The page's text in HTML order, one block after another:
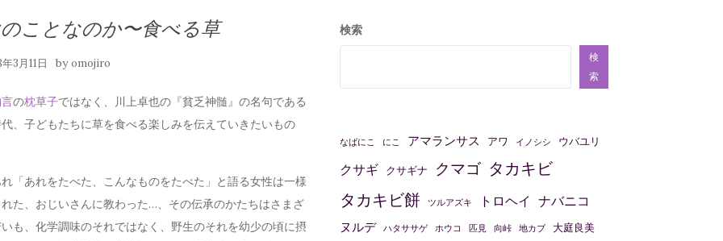
ことなのか〜食べる草
3月11日 byomojiro
の枕草子ではなく、川上卓也の『貧乏神髄』の名句である
、子どもたちに草を食べる楽しみを伝えていきたいもの
あれをたべた、こんなものをたべた」と語る女性は一様
た、おじいさんに教わった…、その伝承のかたちはさまざ
も、化学調味のそれではなく、野生のそれを幼少の頃に摂
検索
検
索
なばにこ にこ アマランサス アワ イノシシ ウバユリ
クサギ クサギナ クマゴ タカキビ
タカキビ餅
ツルアズキ トロヘイ ナバニコ
ヌルデ ハタササゲ ホウコ 匹見 向峠 地カブ 大庭良美